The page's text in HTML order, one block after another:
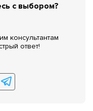
с выбором?
консультантам
ответ!